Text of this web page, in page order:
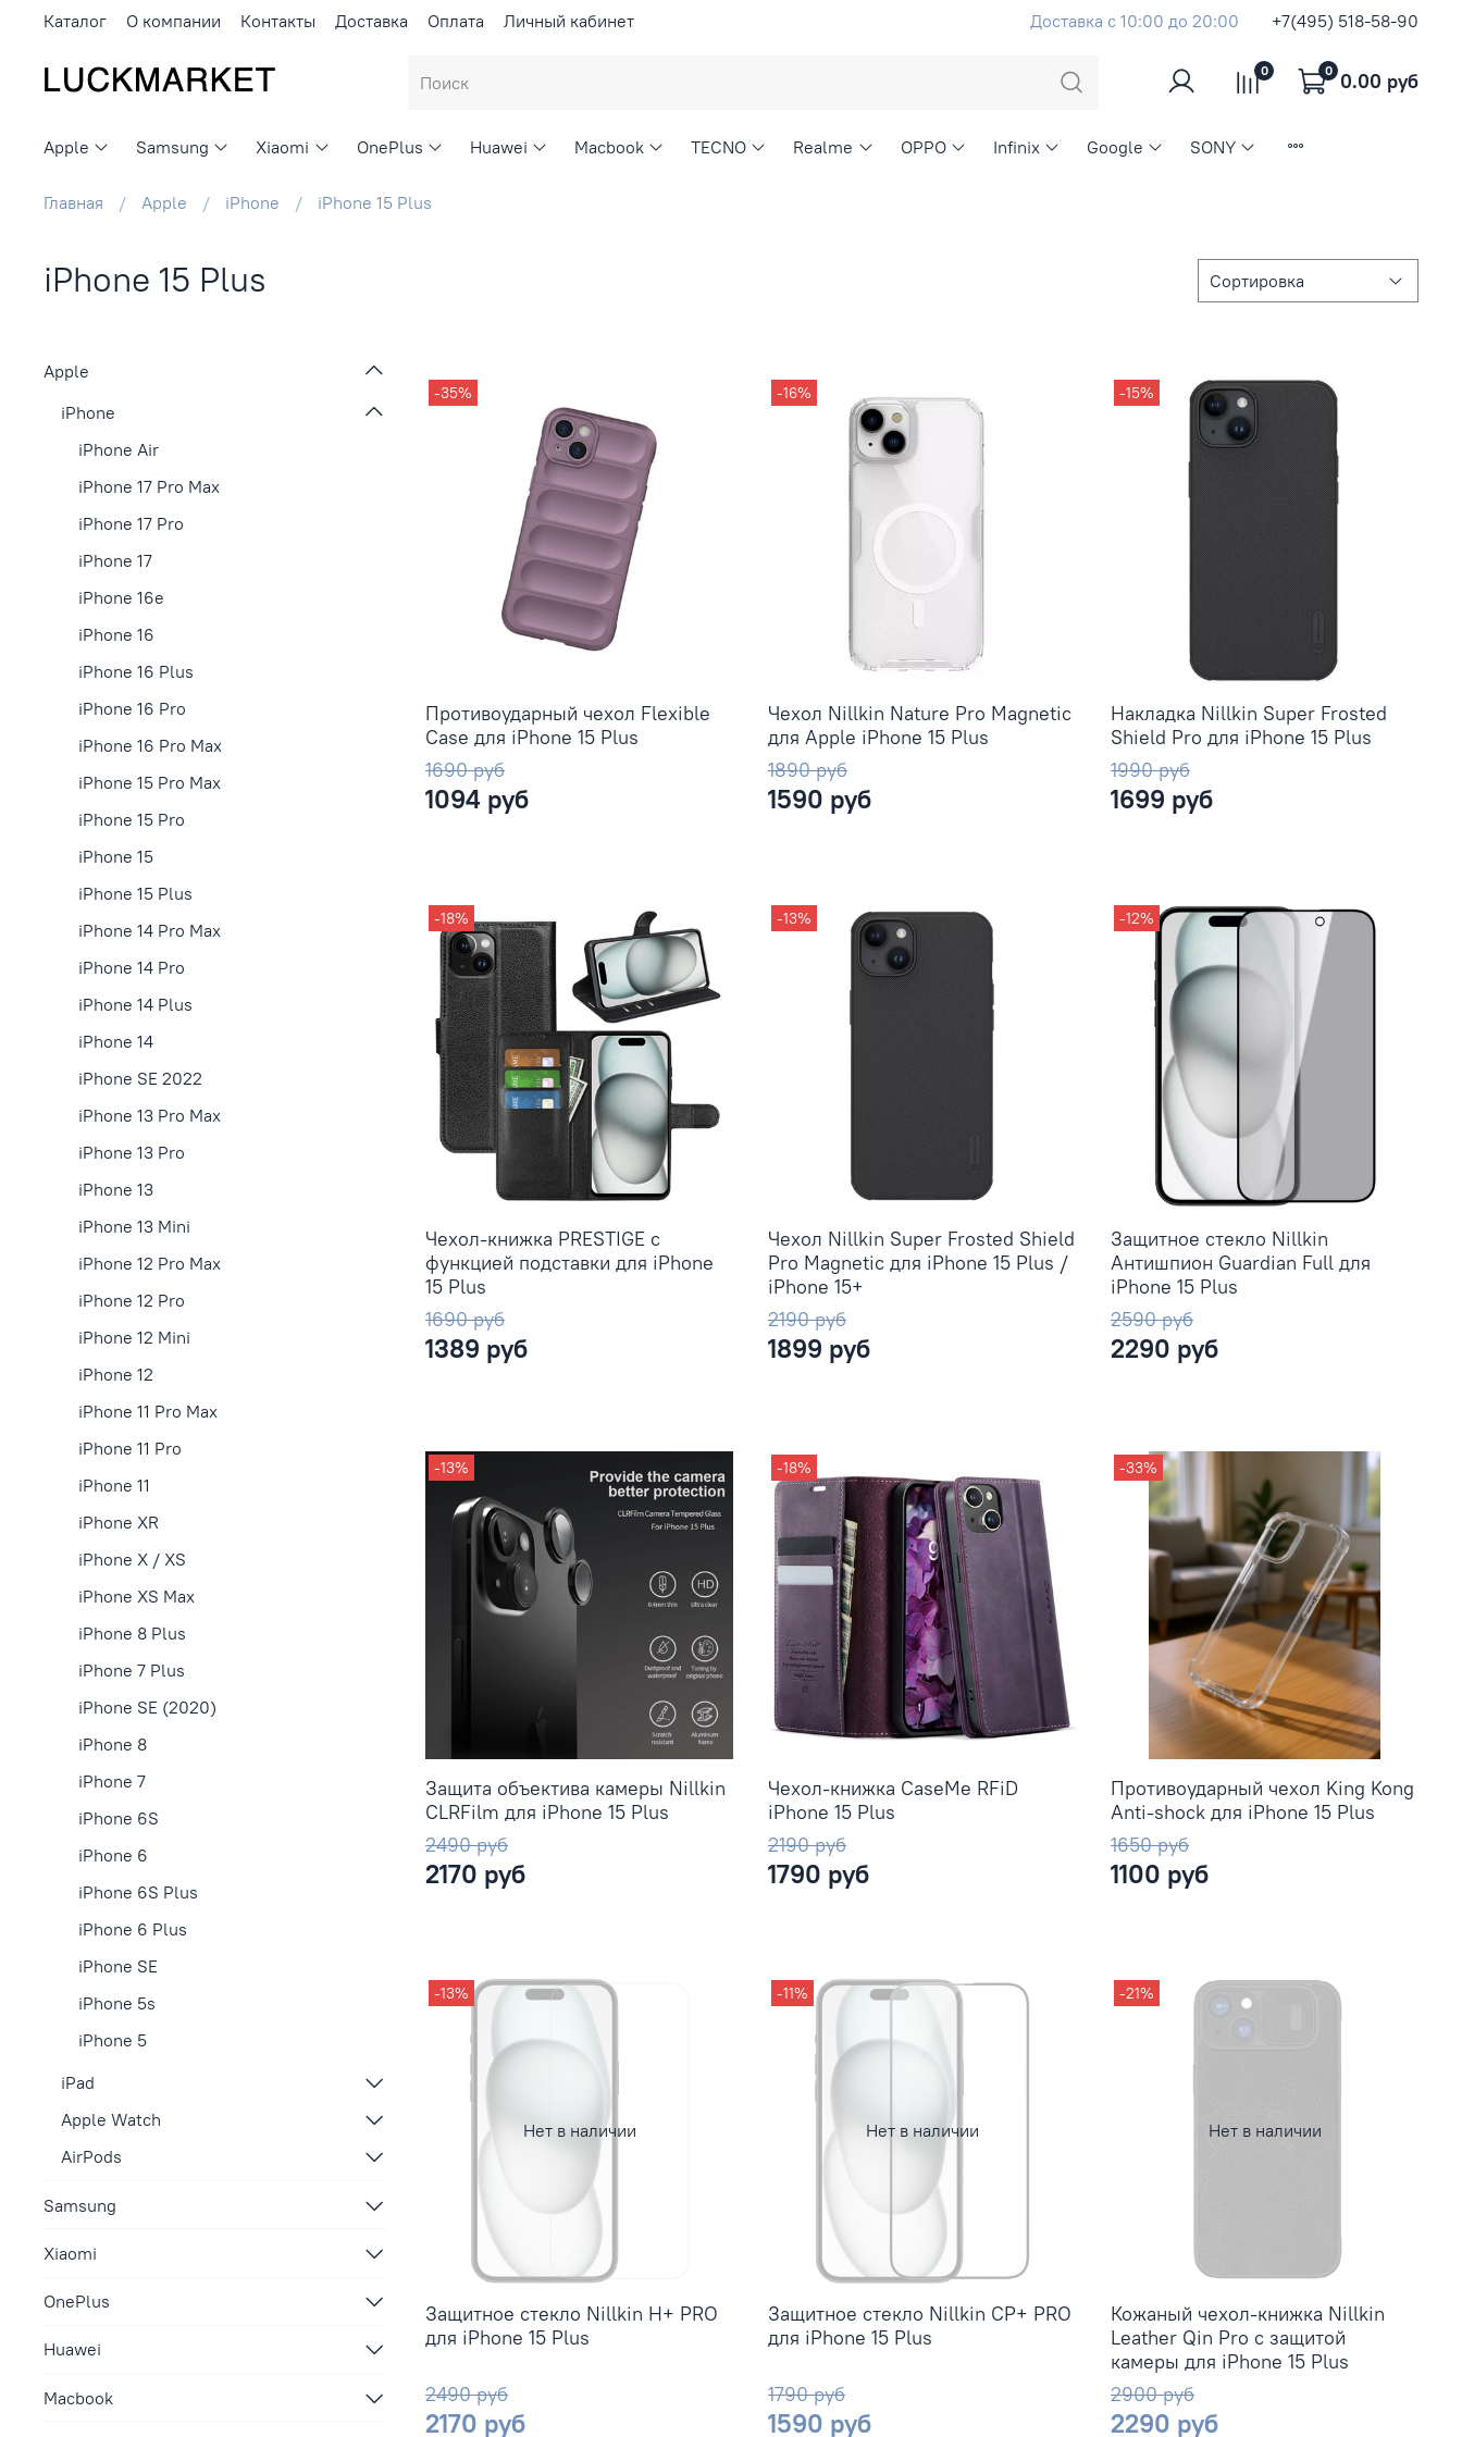
Каталог О компании Контакты Доставка Оплата Личный кабинет Доставка с 10:00 до 20:00 +7(495) 518-58-90
0 0 0.00 руб
Apple Samsung Xiaomi OnePlus Huawei Macbook TECNO Realme OPPO Infinix Google SONY
Главная Apple iPhone iPhone 15 Plus
iPhone 15 Plus
-35%
Противоударный чехол Flexible
Case для iPhone 15 Plus
1690 руб
1094 руб
-16%
Чехол Nillkin Nature Pro Magnetic
для Apple iPhone 15 Plus
1890 руб
1590 руб
-15%
Накладка Nillkin Super Frosted
Shield Pro для iPhone 15 Plus
1990 руб
1699 руб
-18%
Чехол-книжка PRESTIGE с
функцией подставки для iPhone
15 Plus
1690 руб
1389 руб
-13%
Чехол Nillkin Super Frosted Shield
Pro Magnetic для iPhone 15 Plus /
iPhone 15+
2190 руб
1899 руб
-12%
Защитное стекло Nillkin
Антишпион Guardian Full для
iPhone 15 Plus
2590 руб
2290 руб
-13%
Защита объектива камеры Nillkin
CLRFilm для iPhone 15 Plus
2490 руб
2170 руб
-18%
Чехол-книжка CaseMe RFiD
iPhone 15 Plus
2190 руб
1790 руб
-33%
Противоударный чехол King Kong
Anti-shock для iPhone 15 Plus
1650 руб
1100 руб
Нет в наличии
-13%
Защитное стекло Nillkin H+ PRO
для iPhone 15 Plus
2490 руб
2170 руб
Нет в наличии
-11%
Защитное стекло Nillkin CP+ PRO
для iPhone 15 Plus
1790 руб
1590 руб
Нет в наличии
-21%
Кожаный чехол-книжка Nillkin
Leather Qin Pro c защитой
камеры для iPhone 15 Plus
2900 руб
2290 руб
Apple
iPhone
iPhone Air
iPhone 17 Pro Max
iPhone 17 Pro
iPhone 17
iPhone 16e
iPhone 16
iPhone 16 Plus
iPhone 16 Pro
iPhone 16 Pro Max
iPhone 15 Pro Max
iPhone 15 Pro
iPhone 15
iPhone 15 Plus
iPhone 14 Pro Max
iPhone 14 Pro
iPhone 14 Plus
iPhone 14
iPhone SE 2022
iPhone 13 Pro Max
iPhone 13 Pro
iPhone 13
iPhone 13 Mini
iPhone 12 Pro Max
iPhone 12 Pro
iPhone 12 Mini
iPhone 12
iPhone 11 Pro Max
iPhone 11 Pro
iPhone 11
iPhone XR
iPhone X / XS
iPhone XS Max
iPhone 8 Plus
iPhone 7 Plus
iPhone SE (2020)
iPhone 8
iPhone 7
iPhone 6S
iPhone 6
iPhone 6S Plus
iPhone 6 Plus
iPhone SE
iPhone 5s
iPhone 5
iPad
Apple Watch
AirPods
Samsung
Xiaomi
OnePlus
Huawei
Macbook